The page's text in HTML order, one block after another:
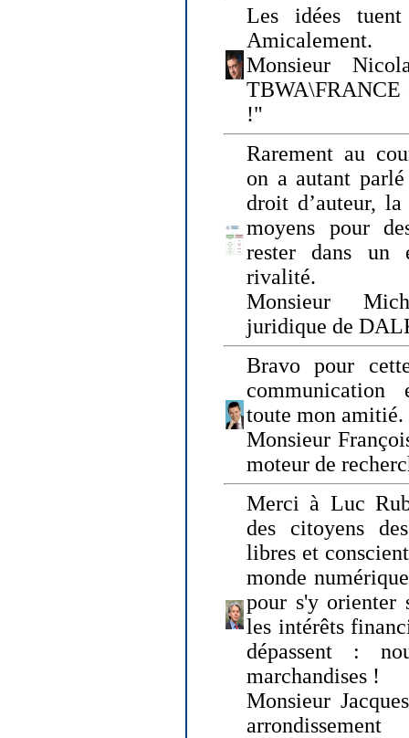
Les idées
Amicalement.
Monsieur
TBWA\FRANCE
!"
Rarement au
on a autant
droit d’auteur,
moyens pour
rester dans un
rivalité.
Monsieur
juridique de
Bravo pour
communication
toute mon amitié.
Monsieur
moteur de
Merci à Luc
des citoyens
libres et
monde
pour s'y orienter
les intérêts
dépassent :
marchandises !
Monsieur
arrondissement